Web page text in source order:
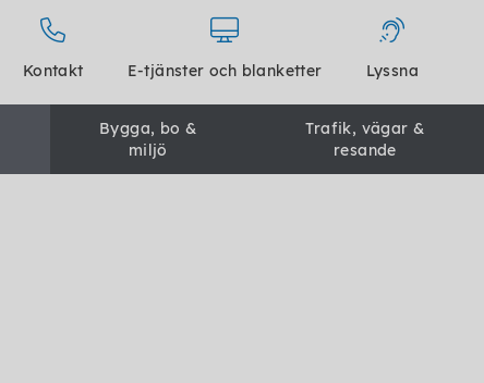
Kontakt E-tjänster och blanketter Lyssna
Bygga, bo &
miljö
Trafik, vägar &
resande